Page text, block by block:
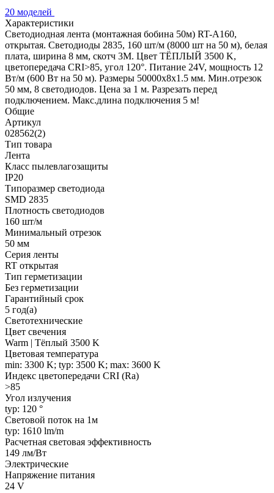
20 моделей
Характеристики
Светодиодная лента (монтажная бобина 50м) RT-A160,
открытая. Светодиоды 2835, 160 шт/м (8000 шт на 50 м), белая
плата, ширина 8 мм, скотч 3M. Цвет ТЁПЛЫЙ 3500 K,
цветопередача CRI>85, угол 120°. Питание 24V, мощность 12
Вт/м (600 Вт на 50 м). Размеры 50000x8x1.5 мм. Мин.отрезок
50 мм, 8 светодиодов. Цена за 1 м. Разрезать перед
подключением. Макс.длина подключения 5 м!
Общие
Артикул
028562(2)
Тип товара
Лента
Класс пылевлагозащиты
IP20
Типоразмер светодиода
SMD 2835
Плотность светодиодов
160 шт/м
Минимальный отрезок
50 мм
Серия ленты
RT открытая
Тип герметизации
Без герметизации
Гарантийный срок
5 год(а)
Светотехнические
Цвет свечения
Warm | Тёплый 3500 K
Цветовая температура
min: 3300 K; typ: 3500 K; max: 3600 K
Индекс цветопередачи CRI (Ra)
>85
Угол излучения
typ: 120 °
Световой поток на 1м
typ: 1610 lm/m
Расчетная световая эффективность
149 лм/Вт
Электрические
Напряжение питания
24 V